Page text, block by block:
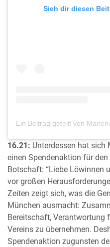
Sieh dir diesen
16.21: Unterdessen hat
einen Spendenaktion für den
Botschaft: “Liebe Löwinnen
vor großen
Zeiten zeigt sich, was die
München ausmacht:
Bereitschaft, Verantwortung
Vereins zu übernehmen.
Spendenaktion zugunsten